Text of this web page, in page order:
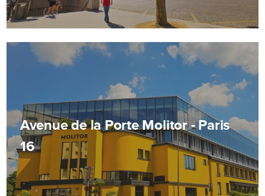
Avenue de la Porte Molitor - Paris
16